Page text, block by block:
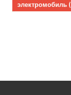
электромобиль